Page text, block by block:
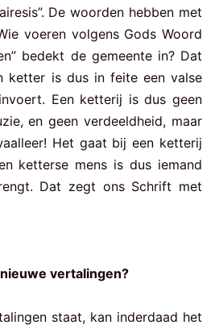
De woorden hebben met
voeren volgens Gods Woord
bedekt de gemeente in? Dat
ketter is dus in feite een valse
Een ketterij is dus geen
en geen verdeeldheid, maar
Het gaat bij een ketterij
ketterse mens is dus iemand
Dat zegt ons Schrift met
vertalingen?
staat, kan inderdaad het